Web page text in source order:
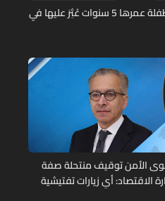
تعميم صورة طفلة عمرها 5 سنوات عُثِرَ عليها في
الأمن توقيف منتحلة صفة
الاقتصاد: أي زيارات تفتيشية